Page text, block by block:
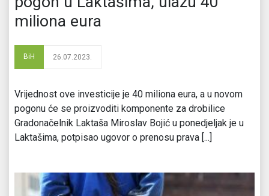
miliona eura
BiH 26.07.2023.
Vrijednost ove investicije je 40 miliona eura, a u novom
pogonu će se proizvoditi komponente za drobilice
Gradonačelnik Laktaša Miroslav Bojić u ponedjeljak je u
Laktašima, potpisao ugovor o prenosu prava [...]